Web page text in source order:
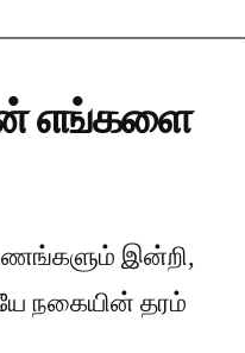
எங்களை
இன்றி,
நகையின் தரம்